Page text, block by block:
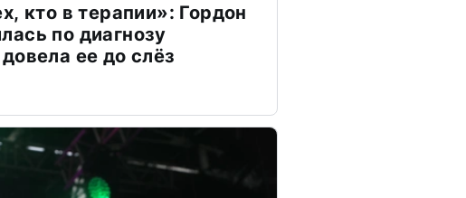
кто в терапии»: Гордон
по диагнозу
ее до слёз